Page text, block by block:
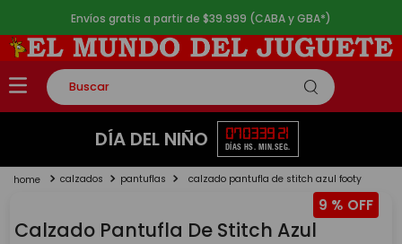
Envíos gratis a partir de $39.999 (CABA y GBA*)
Buscar
TÉRMINOS MÁS BUSCADOS
2.
lego
DÍA DEL NIÑO 07
DÍAS
03
HS.
39
MIN.
21
SEG.
calzados pantuflas calzado pantufla de stitch azul footy
9 %
Calzado Pantufla De Stitch Azul